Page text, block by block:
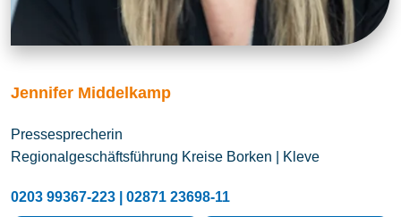
Jennifer Middelkamp
Pressesprecherin
Regionalgeschäftsführung Kreise Borken | Kleve
0203 99367-223 | 02871 23698-11